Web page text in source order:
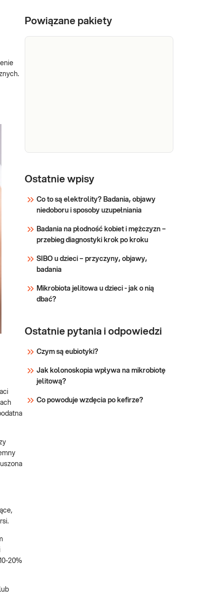
20%
Powiązane pakiety
hormonalny
- kortyzol,
insulina,
witamina D
Dedykowany dla: Kobiet,
Mężczyzn w każdym
wieku Wskazany: → Jako
hormonalnego dla kobiet i
e-Pakietu hormonalnego
Ostatnie wpisy
Co to są elektrolity? Badania, objawy
niedoboru i sposoby uzupełniania
Badania na płodność kobiet i mężczyzn –
przebieg diagnostyki krok po kroku
SIBO u dzieci – przyczyny, objawy,
badania
Mikrobiota jelitowa u dzieci - jak o nią
dbać?
Ostatnie pytania i odpowiedzi
Czym są eubiotyki?
Jak kolonoskopia wpływa na mikrobiotę
jelitową?
Co powoduje wzdęcia po kefirze?